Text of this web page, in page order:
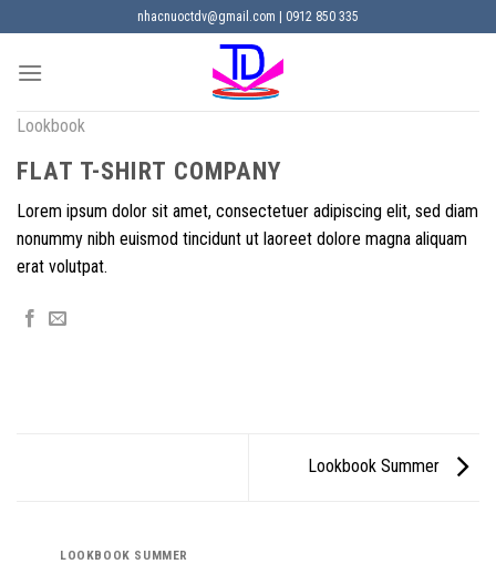
đến
nhacnuoctdv@gmail.com | 0912 850 335
Lookbook
FLAT T-SHIRT COMPANY
Lorem ipsum dolor sit amet, consectetuer adipiscing elit, sed diam
nonummy nibh euismod tincidunt ut laoreet dolore magna aliquam
erat volutpat.
Lookbook Summer
LOOKBOOK SUMMER